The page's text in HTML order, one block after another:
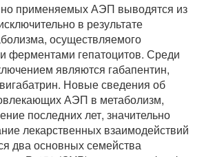
применяемых АЭП выводятся из
в результате
осуществляемого
ферментами гепатоцитов. Среди
являются габапентин,
Новые сведения об
АЭП в метаболизм,
последних лет, значительно
лекарственных взаимодействий
два основных семейства